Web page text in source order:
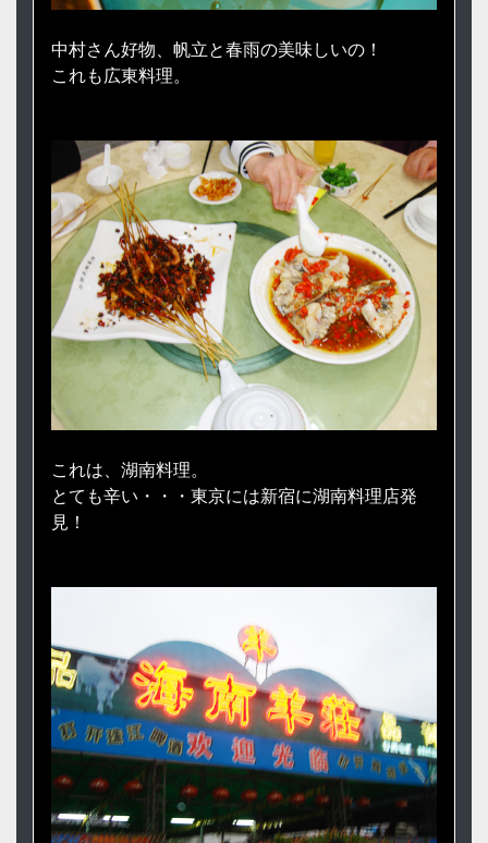
中村さん好物、帆立と春雨の美味しいの！
これも広東料理。
これは、湖南料理。
とても辛い・・・東京には新宿に湖南料理店発
見！